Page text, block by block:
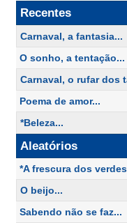
Recentes
Carnaval, a fantasia...
O sonho, a tentação...
Carnaval, o rufar dos
Poema de amor...
*Beleza...
Aleatórios
*A frescura dos
O beijo...
Sabendo não se faz...